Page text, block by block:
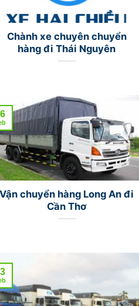
Chành xe chuyên chuyển
hàng đi Thái Nguyên
Vận chuyển hàng Long An đi
Cần Thơ